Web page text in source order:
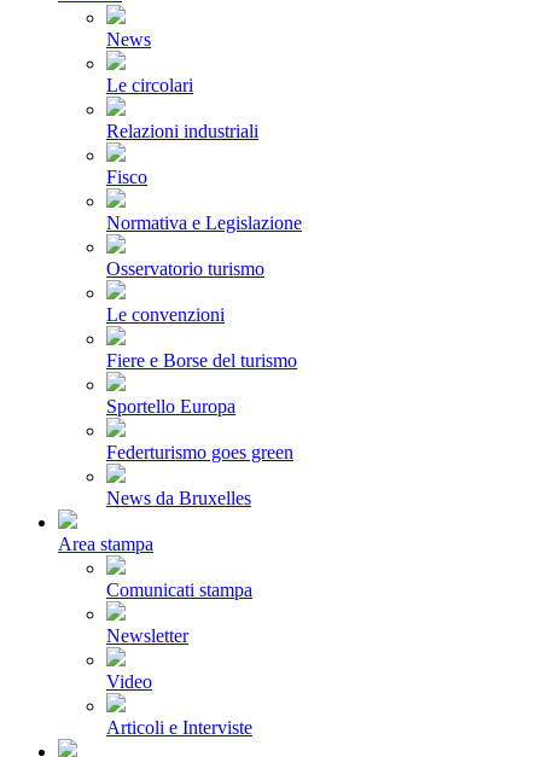
News
Le circolari
Relazioni industriali
Fisco
Normativa e Legislazione
Osservatorio turismo
Le convenzioni
Fiere e Borse del turismo
Sportello Europa
Federturismo goes green
News da Bruxelles
Area stampa
Comunicati stampa
Newsletter
Video
Articoli e Interviste